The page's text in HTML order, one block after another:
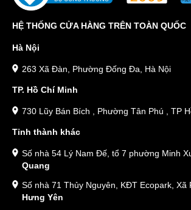
HỆ THỐNG CỬA HÀNG TRÊN TOÀN QUỐC
Hà Nội
263 Xã Đàn, Phường Đống Đa, Hà Nội
TP. Hồ Chí Minh
730 Lũy Bán Bích , Phường Tân Phú , TP
Tỉnh thành khác
Số nhà 54 Lý Nam Đế, tổ 7 phường Minh
Quang
Số nhà 71 Thủy Nguyên, KĐT Ecopark, Xã
Hưng Yên